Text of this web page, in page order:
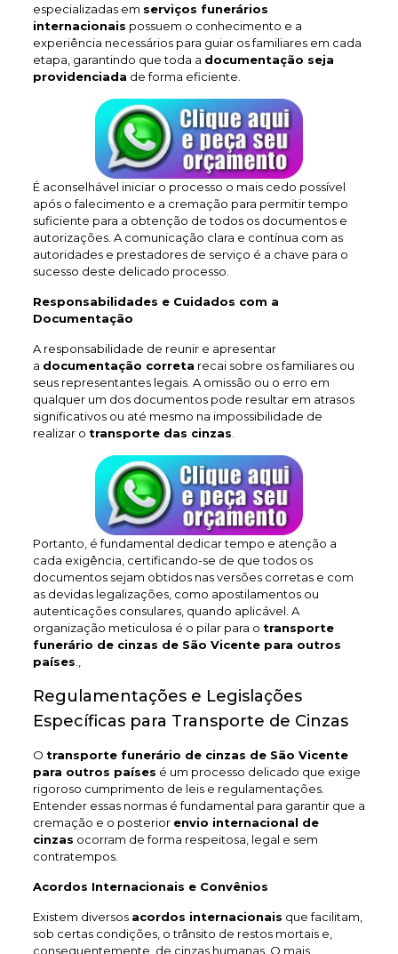
especializadas em serviços funerários
internacionais possuem o conhecimento e a
experiência necessários para guiar os familiares em cada
etapa, garantindo que toda a documentação seja
providenciada de forma eficiente.
É aconselhável iniciar o processo o mais cedo possível
após o falecimento e a cremação para permitir tempo
suficiente para a obtenção de todos os documentos e
autorizações. A comunicação clara e contínua com as
autoridades e prestadores de serviço é a chave para o
sucesso deste delicado processo.
Responsabilidades e Cuidados com a
Documentação
A responsabilidade de reunir e apresentar
a documentação correta recai sobre os familiares ou
seus representantes legais. A omissão ou o erro em
qualquer um dos documentos pode resultar em atrasos
significativos ou até mesmo na impossibilidade de
realizar o transporte das cinzas
Portanto, é fundamental dedicar tempo e atenção a
cada exigência, certificando-se de que todos os
documentos sejam obtidos nas versões corretas e com
as devidas legalizações, como apostilamentos ou
autenticações consulares, quando aplicável. A
organização meticulosa é o pilar para o transporte
funerário de cinzas de São Vicente para outros
países
Regulamentações e Legislações
Específicas para Transporte de Cinzas
O transporte funerário de cinzas de São Vicente
para outros países é um processo delicado que exige
rigoroso cumprimento de leis e regulamentações.
Entender essas normas é fundamental para garantir que a
cremação e o posterior envio internacional de
cinzas ocorram de forma respeitosa, legal e sem
contratempos.
Acordos Internacionais e Convênios
Existem diversos acordos internacionais que facilitam,
sob certas condições, o trânsito de restos mortais e,
consequentemente, de cinzas humanas. O mais